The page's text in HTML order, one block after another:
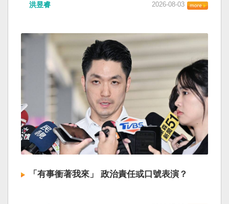
洪昱睿 2026-08-03
「有事衝著我來」 政治責任或口號表演？